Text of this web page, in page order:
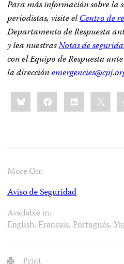
Para más información sobre la
periodistas, visite elCentro de
Departamento de Respuesta
y lea nuestrasNotas de
con el Equipo de Respuesta
la dirección
Share
this:BlueskyFacebookLinkedIn
More On:
Aviso de Seguridad
Available in:
English,Français,Português,